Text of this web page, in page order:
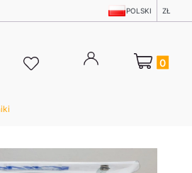
POLSKI ZŁ
Produkty w